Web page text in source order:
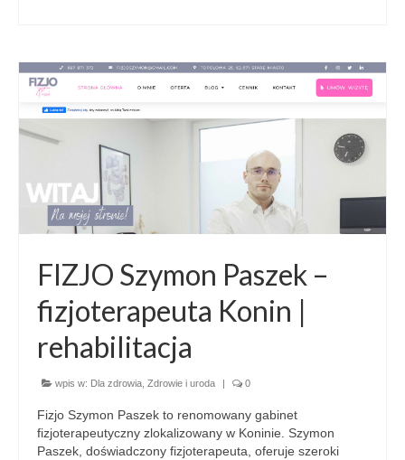
FIZJO Szymon Paszek –
fizjoterapeuta Konin |
rehabilitacja
wpis w: Dla zdrowia Zdrowie i uroda | 0
Fizjo Szymon Paszek to renomowany gabinet
fizjoterapeutyczny zlokalizowany w Koninie. Szymon
Paszek, doświadczony fizjoterapeuta, oferuje szeroki